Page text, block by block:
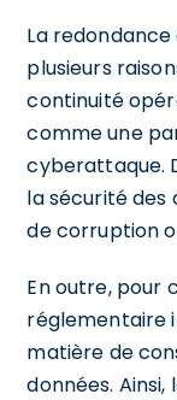
La
plusieurs
continuité
comme une
cyberattaque.
la sécurité des
de corruption
En outre, pour
réglementaire
matière de
données.